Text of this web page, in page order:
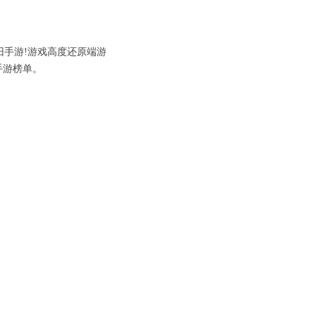
手游!游戏高度还原端游
榜单。